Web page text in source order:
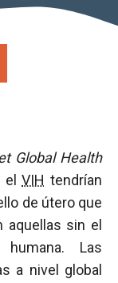
Global Health
elVIH tendrían
de útero que
aquellas sin el
Las
a nivel global